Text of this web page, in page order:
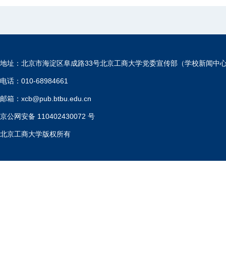
地址：北京市海淀区阜成路33号北京工商大学党委宣传部（学校新闻中
电话：010-68984661
邮箱：xcb@pub.btbu.edu.cn
京公网安备 110402430072 号
北京工商大学版权所有